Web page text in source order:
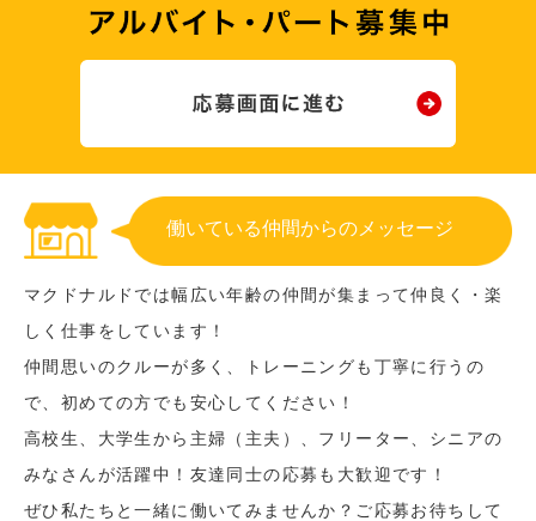
働いている仲間からのメッセージ
マクドナルドでは幅広い年齢の仲間が集まって仲良く・楽
しく仕事をしています！
仲間思いのクルーが多く、トレーニングも丁寧に行うの
で、初めての方でも安心してください！
高校生、大学生から主婦（主夫）、フリーター、シニアの
みなさんが活躍中！友達同士の応募も大歓迎です！
ぜひ私たちと一緒に働いてみませんか？ご応募お待ちして